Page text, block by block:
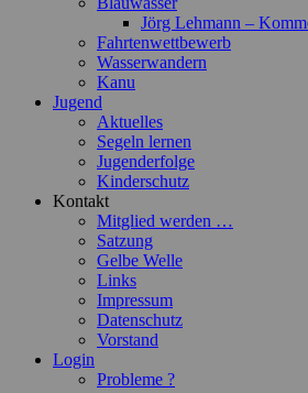
Jörg Lehmann –
Fahrtenwettbewerb
Wasserwandern
Kanu
Jugend
Aktuelles
Segeln lernen
Jugenderfolge
Kinderschutz
Kontakt
Mitglied werden …
Satzung
Gelbe Welle
Links
Impressum
Datenschutz
Vorstand
Login
Probleme ?